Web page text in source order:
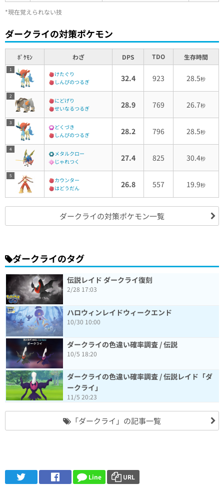
*現在覚えられない技
ダークライの対策ポケモン
ﾎﾟｹﾓﾝ わざ DPS TDO 生存時間
1
けたぐり
しんぴのつるぎ
32.4 923 28.5秒
2
にどげり
せいなるつるぎ
28.9 769 26.7秒
3
どくづき
しんぴのつるぎ
28.2 796 28.5秒
4
メタルクロー
じゃれつく
27.4 825 30.4秒
5
カウンター
はどうだん
26.8 557 19.9秒
ダークライの対策ポケモン一覧
ダークライのタグ
伝説レイド ダークライ復刻
2/28 17:03
ハロウィンレイドウィークエンド
10/30 10:00
ダークライの色違い確率調査 / 伝説
10/5 18:20
ダークライの色違い確率調査 / 伝説レイド「ダ
ークライ」
11/5 20:23
「ダークライ」の記事一覧
Line URL